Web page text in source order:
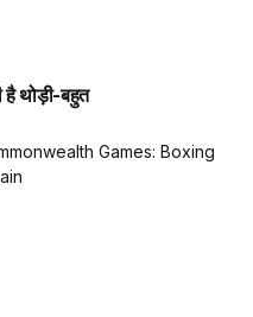
है थोड़ी-बहुत